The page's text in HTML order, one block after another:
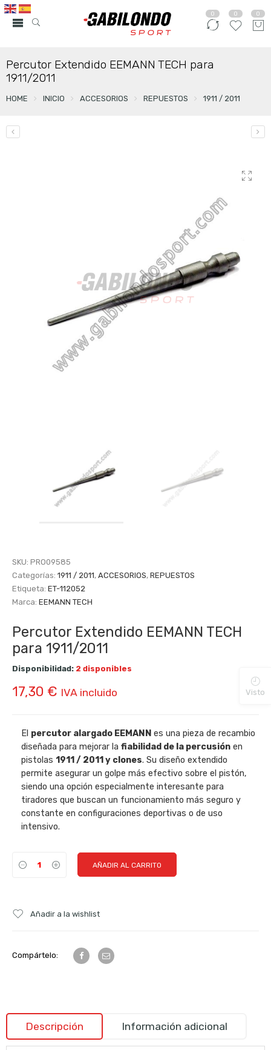
0 0 0
Percutor Extendido EEMANN TECH para
1911/2011
HOME INICIO ACCESORIOS REPUESTOS 1911 / 2011
SKU: PRO09585
Categorías: 1911 / 2011, ACCESORIOS, REPUESTOS
Etiqueta: ET-112052
Marca: EEMANN TECH
Percutor Extendido EEMANN TECH
para 1911/2011
Disponibilidad: 2 disponibles
17,30 € IVA incluido
El percutor alargado EEMANN es una pieza de recambio
diseñada para mejorar la fiabilidad de la percusión en
pistolas 1911 / 2011 y clones. Su diseño extendido
permite asegurar un golpe más efectivo sobre el pistón,
siendo una opción especialmente interesante para
tiradores que buscan un funcionamiento más seguro y
constante en configuraciones deportivas o de uso
intensivo.
AÑADIR AL CARRITO
Añadir a la wishlist
Compártelo:
Descripción Información adicional
Visto